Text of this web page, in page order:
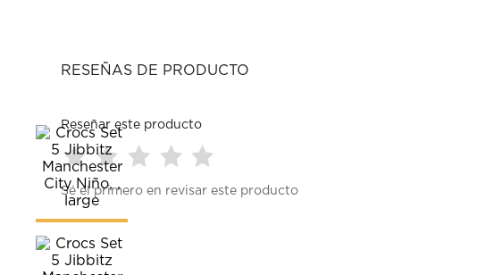
RESEÑAS DE PRODUCTO
Reseñar este producto
Seleccionar
para
calificar
el
artículo
con
Seleccionar
para
calificar
el
artículo
con
para
el
parapara
Sé el primero en revisar este producto